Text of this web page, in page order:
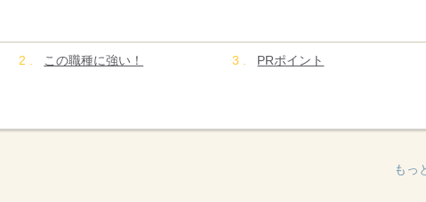
この職種に強い！ PRポイント
もっ